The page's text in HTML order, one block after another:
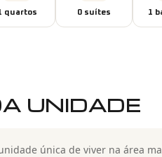
quartos 0 suítes 1
UNIDADE
única de viver na área